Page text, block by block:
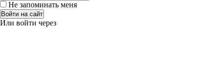
Не запоминать меня
Войти на сайт
Или войти через